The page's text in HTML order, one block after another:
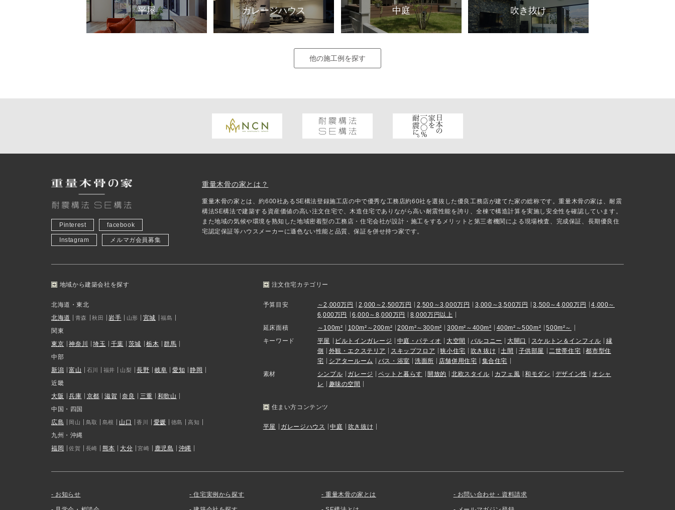
平屋 ガレージハウス 中庭 吹き抜け
他の施工例を探す
Pinterest facebook
Instagram メルマガ会員募集
重量木骨の家とは？
重量木骨の家とは、約600社あるSE構法登録施工店の中で優秀な工務店約60社を選抜した優良工務店が建てた家の総称です。重量木骨の家は、耐震
構法SE構法で建築する資産価値の高い注文住宅で、木造住宅でありながら高い耐震性能を誇り、全棟で構造計算を実施し安全性を確認しています。
また地域の気候や環境を熟知した地域密着型の工務店・住宅会社が設計・施工をするメリットと第三者機関による現場検査、完成保証、長期優良住
宅認定保証等ハウスメーカーに遜色ない性能と品質、保証を併せ持つ家です。
地域から建築会社を探す
北海道・東北
北海道
青森 秋田 岩手 山形 宮城 福島
関東
東京
神奈川 埼玉 千葉 茨城 栃木
群馬
中部
新潟
富山 石川 福井 山梨 長野 岐阜 愛知
静岡
近畿
大阪
兵庫 京都 滋賀 奈良 三重
和歌山
中国・四国
広島
岡山 鳥取 島根 山口 香川 愛媛 徳島 高知
九州・沖縄
福岡
佐賀 長崎 熊本 大分 宮崎 鹿児島 沖縄
注文住宅カテゴリー
予算目安 ～2,000万円 2,000～2,500万円 2,500～3,000万円 3,000～3,500万円 3,500～4,000万円
4,000～
6,000万円
6,000～8,000万円
8,000万円以上
延床面積
～100m² 100m²～200m² 200m²～300m² 300m²～400m² 400m²～500m²
500m²～
キーワード
平屋 ビルトインガレージ 中庭・パティオ 大空間 バルコニー 大開口 スケルトン＆インフィル
縁
側
外観・エクステリア スキップフロア 狭小住宅 吹き抜け 土間 子供部屋 二世帯住宅
都市型住
宅
シアタールーム バス・浴室 洗面所 店舗併用住宅
集合住宅
素材
シンプル ガレージ ペットと暮らす 開放的 北欧スタイル カフェ風 和モダン デザイン性
オシャ
レ
趣味の空間
住まい方コンテンツ
平屋 ガレージハウス 中庭 吹き抜け
お知らせ 住宅実例から探す 重量木骨の家とは お問い合わせ・資料請求